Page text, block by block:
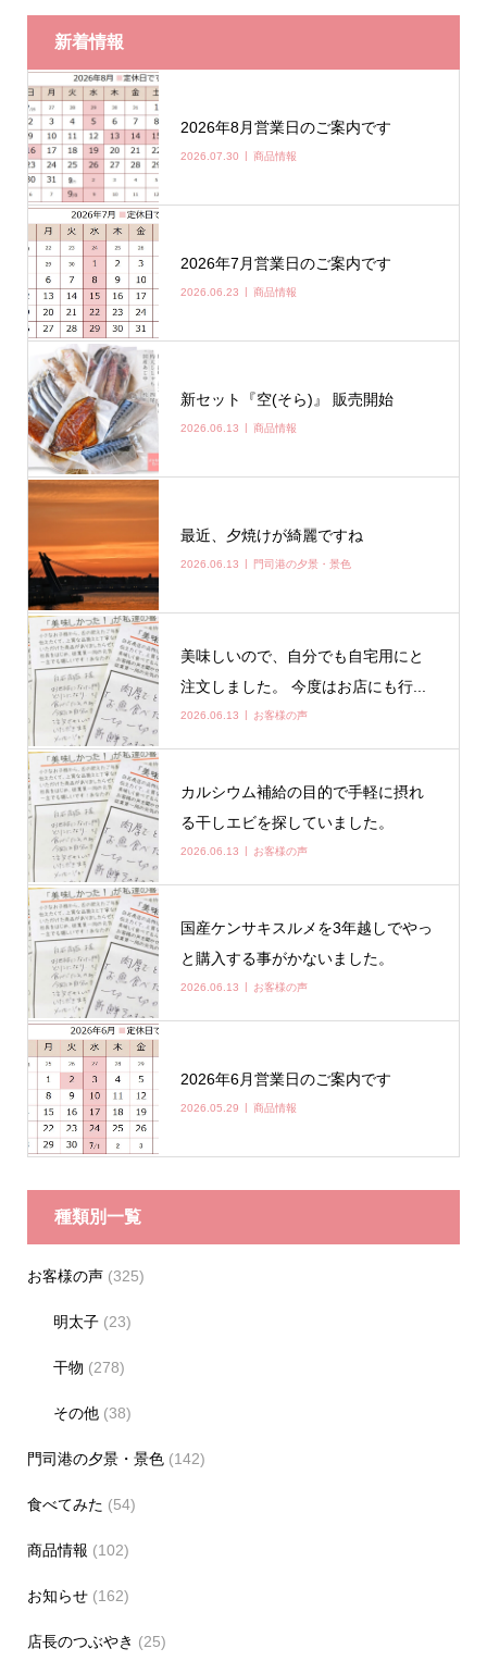
新着情報
2026年8月営業日のご案内です
2026.07.30 商品情報
2026年7月営業日のご案内です
2026.06.23 商品情報
新セット『空(そら)』 販売開始
2026.06.13 商品情報
最近、夕焼けが綺麗ですね
2026.06.13 門司港の夕景・景色
美味しいので、自分でも自宅用にと
注文しました。 今度はお店にも行...
2026.06.13 お客様の声
カルシウム補給の目的で手軽に摂れ
る干しエビを探していました。
2026.06.13 お客様の声
国産ケンサキスルメを3年越しでやっ
と購入する事がかないました。
2026.06.13 お客様の声
2026年6月営業日のご案内です
2026.05.29 商品情報
種類別一覧
お客様の声(325)
明太子 (23)
干物 (278)
その他 (38)
門司港の夕景・景色(142)
食べてみた (54)
商品情報 (102)
お知らせ(162)
店長のつぶやき (25)